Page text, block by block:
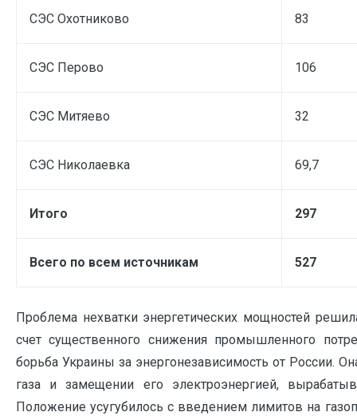
СЭС Охотниково 83
СЭС Перово 106
СЭС Митяево 32
СЭС Николаевка 69,7
Итого 297
Всего по всем источникам 527
Проблема нехватки энергетических мощностей
счет существенного снижения промышленного
борьба Украины за энергонезависимость от России.
газа и замещении его электроэнергией,
Положение усугубилось с введением лимитов на